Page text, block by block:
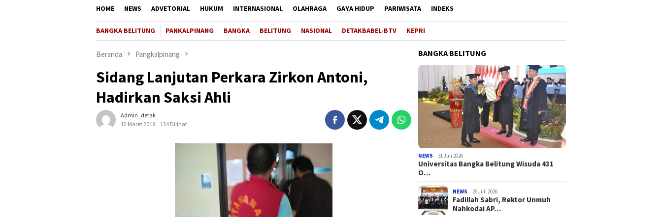
HOME NEWS ADVETORIAL HUKUM INTERNASIONAL OLAHRAGA GAYA HIDUP PARIWISATA INDEKS
BANGKA BELITUNG PANKALPINANG BANGKA BELITUNG NASIONAL DETAKBABEL-BTV KEPRI
Beranda Pangkalpinang
Sidang Lanjutan Perkara Zirkon Antoni,
Hadirkan Saksi Ahli
Admin_detak
12 Maret 2019
134 Dilihat
BANGKA BELITUNG
NEWS 31 Juli 2026
Universitas Bangka Belitung Wisuda 431
O…
NEWS 26 Juli 2026
Fadillah Sabri, Rektor Unmuh
Nahkodai AP…